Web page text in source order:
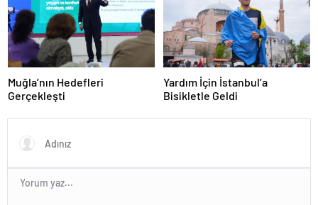
Muğla’nın Hedefleri
Gerçekleşti
Yardım İçin İstanbul’a
Bisikletle Geldi